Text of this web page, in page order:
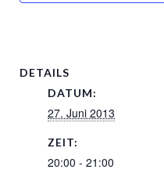
DETAILS
DATUM:
27. Juni 2013
ZEIT:
20:00 - 21:00